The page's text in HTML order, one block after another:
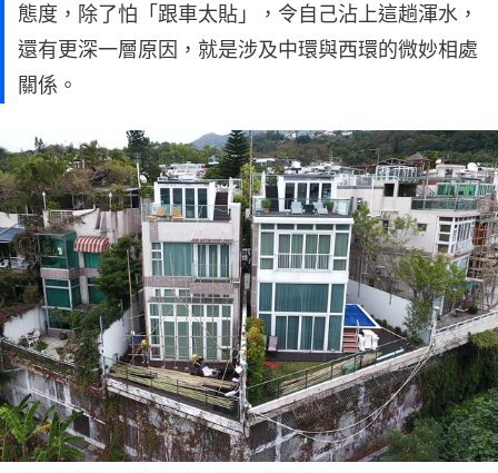
態度，除了怕「跟車太貼」，令自己沾上這趟渾水，
還有更深一層原因，就是涉及中環與西環的微妙相處
關係。